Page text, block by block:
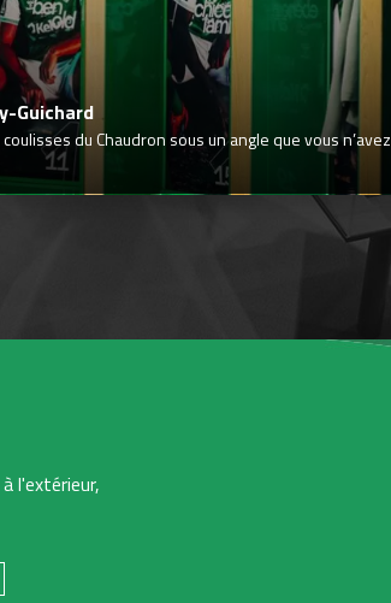
Guichard
du Chaudron sous un angle que vous n’avez
l'extérieur,